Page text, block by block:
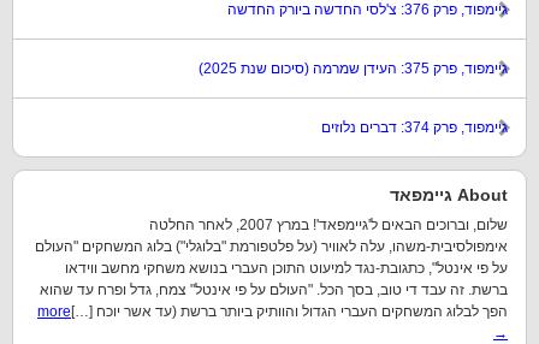
גיימפוד, פרק 376: צ'לסי החדשה ביורק החדשה
גיימפוד, פרק 375: העידן שמרמה (סיכום שנת 2025)
גיימפוד, פרק 374: דברים נלוזים
About גיימפאד
שלום, וברוכים הבאים ל'גיימפאד'! במרץ 2007, לאחר החלטה
אימפולסיבית-משהו, עלה לאוויר (על פלטפורמת "בלוגלי") בלוג המשחקים "העולם
על פי אינטל", כתגובת-נגד למיעוט התוכן העברי בנושא משחקי מחשב ווידאו
ברשת. זה עבד די טוב, בסך הכל. "העולם על פי אינטל" צמח, גדל ופרח עד שהוא
הפך לבלוג המשחקים העברי הגדול והוותיק ביותר ברשת (עד אשר יוכח […] more
→